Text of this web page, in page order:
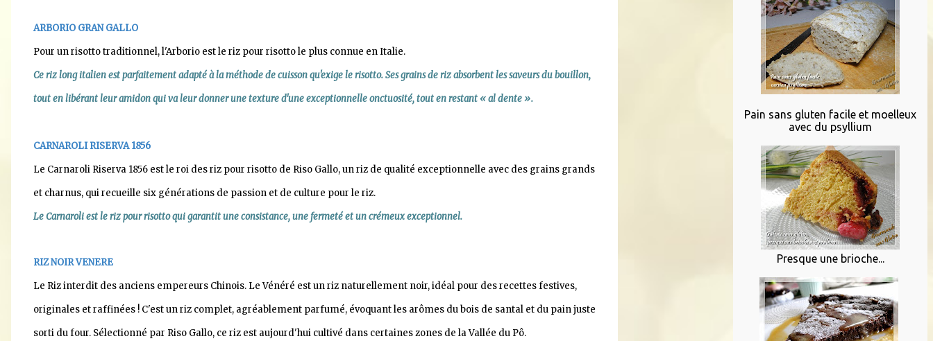
ARBORIO GRAN GALLO
Pour un risotto traditionnel, l'Arborio est le riz pour risotto le plus connue en Italie.
Ce riz long italien est parfaitement adapté à la méthode de cuisson qu'exige le risotto. Ses grains de riz absorbent les saveurs du bouillon,
tout en libérant leur amidon qui va leur donner une texture d'une exceptionnelle onctuosité, tout en restant « al dente ».
CARNAROLI RISERVA 1856
Le Carnaroli Riserva 1856 est le roi des riz pour risotto de Riso Gallo, un riz de qualité exceptionnelle avec des grains grands
et charnus, qui recueille six générations de passion et de culture pour le riz.
Le Carnaroli est le riz pour risotto qui garantit une consistance, une fermeté et un crémeux exceptionnel.
RIZ NOIR VENERE
Le Riz interdit des anciens empereurs Chinois. Le Vénéré est un riz naturellement noir, idéal pour des recettes festives,
originales et raffinées ! C'est un riz complet, agréablement parfumé, évoquant les arômes du bois de santal et du pain juste
sorti du four. Sélectionné par Riso Gallo, ce riz est aujourd'hui cultivé dans certaines zones de la Vallée du Pô.
Pain sans gluten facile et moelleux
avec du psyllium
Presque une brioche...